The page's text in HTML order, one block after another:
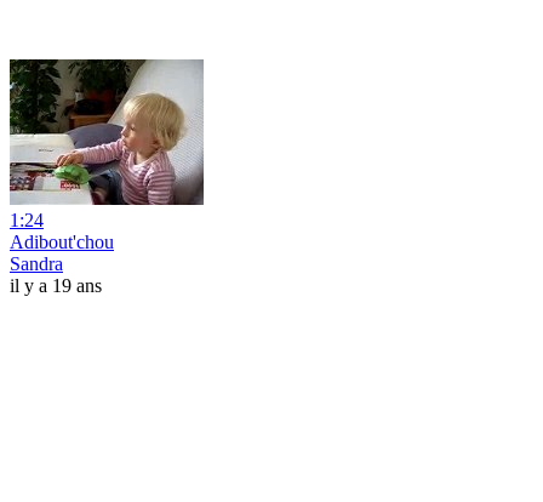
1:24
Adibout'chou
Sandra
il y a 19 ans